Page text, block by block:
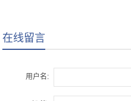
在线留言
用户名: